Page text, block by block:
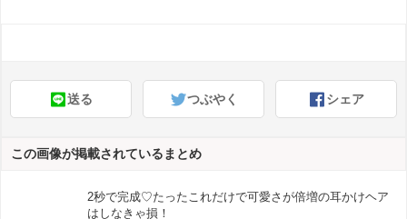
送る つぶやく シェア
この画像が掲載されているまとめ
2秒で完成♡たったこれだけで可愛さが倍増の耳かけヘア
はしなきゃ損！